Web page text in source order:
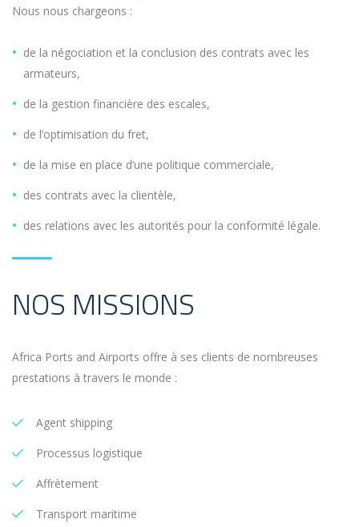
Nous nous chargeons :
de la négociation et la conclusion des contrats avec les
armateurs,
de la gestion financière des escales,
de l’optimisation du fret,
de la mise en place d’une politique commerciale,
des contrats avec la clientèle,
des relations avec les autorités pour la conformité légale.
NOS MISSIONS
Africa Ports and Airports offre à ses clients de nombreuses
prestations à travers le monde :
Agent shipping
Processus logistique
Affrètement
Transport maritime